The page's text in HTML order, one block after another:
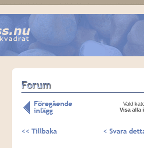
Vald
Visa alla